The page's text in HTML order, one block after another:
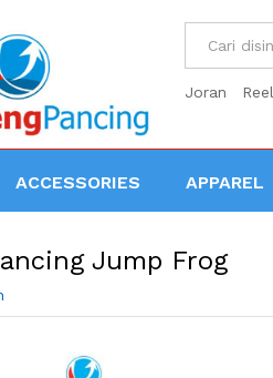
Joran Reel
ACCESSORIES APPAREL
Jump Frog